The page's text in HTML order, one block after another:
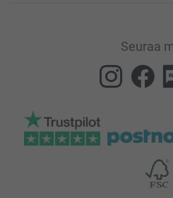
Seuraa